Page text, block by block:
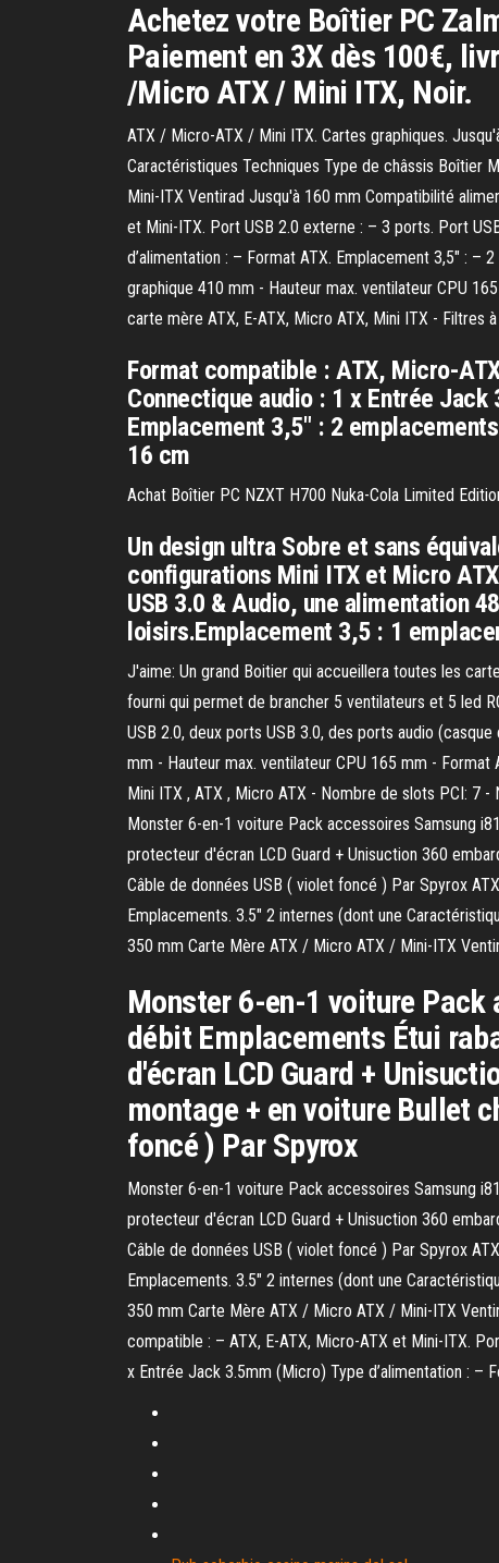
Achetez votre Boîtier PC
Paiement en 3X dès 100€,
/Micro ATX / Mini ITX, Noir.
ATX / Micro-ATX / Mini ITX. Cartes graphiques.
Caractéristiques Techniques Type de châssis Boîtier
Mini-ITX Ventirad Jusqu'à 160 mm Compatibilité
et Mini-ITX. Port USB 2.0 externe : – 3 ports. Port
d’alimentation : – Format ATX. Emplacement 3,5″ :
graphique 410 mm - Hauteur max. ventilateur CPU
carte mère ATX, E-ATX, Micro ATX, Mini ITX - Filtres
Format compatible : ATX, Micro-
Connectique audio : 1 x Entrée
Emplacement 3,5" : 2
16 cm
Achat Boîtier PC NZXT H700 Nuka-Cola Limited
Un design ultra Sobre et sans
configurations Mini ITX et Micro
USB 3.0 & Audio, une alimentation
loisirs.Emplacement 3,5 : 1
J'aime: Un grand Boitier qui accueillera toutes les
fourni qui permet de brancher 5 ventilateurs et 5 led
USB 2.0, deux ports USB 3.0, des ports audio
mm - Hauteur max. ventilateur CPU 165 mm -
Mini ITX , ATX , Micro ATX - Nombre de slots PCI: 7
Monster 6-en-1 voiture Pack accessoires Samsung
protecteur d'écran LCD Guard + Unisuction 360
Câble de données USB ( violet foncé ) Par Spyrox
Emplacements. 3.5" 2 internes (dont une
350 mm Carte Mère ATX / Micro ATX / Mini-ITX
Monster 6-en-1 voiture
débit Emplacements Étui
d'écran LCD Guard +
montage + en voiture Bullet
foncé ) Par Spyrox
Monster 6-en-1 voiture Pack accessoires Samsung
protecteur d'écran LCD Guard + Unisuction 360
Câble de données USB ( violet foncé ) Par Spyrox
Emplacements. 3.5" 2 internes (dont une
350 mm Carte Mère ATX / Micro ATX / Mini-ITX
compatible : – ATX, E-ATX, Micro-ATX et Mini-ITX.
x Entrée Jack 3.5mm (Micro) Type d’alimentation : –